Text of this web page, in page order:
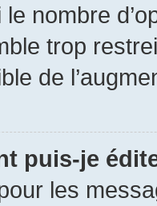
le nombre
trop
de
puis-je
les